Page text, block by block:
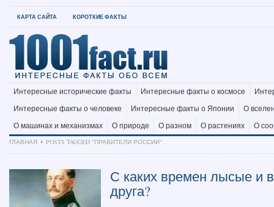
КАРТА САЙТА КОРОТКИЕ ФАКТЫ
Интересные исторические факты Интересные факты о космосе
Интересные факты о человеке
Интересные факты о Японии
О
О машинах и механизмах
О природе О разном О растениях
О
ГЛАВНАЯ
POSTS TAGGED "ПРАВИТЕЛИ РОССИИ"
С каких времен лысые и
друга?